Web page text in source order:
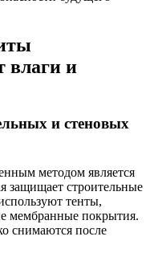
влаги и
и стеновых
методом является
защищает строительные
тенты,
мембранные покрытия.
снимаются после